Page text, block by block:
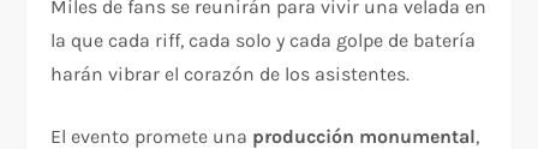
Miles de fans se reunirán para vivir una velada en
la que cada riff, cada solo y cada golpe de batería
harán vibrar el corazón de los asistentes.
El evento promete una producción monumental,